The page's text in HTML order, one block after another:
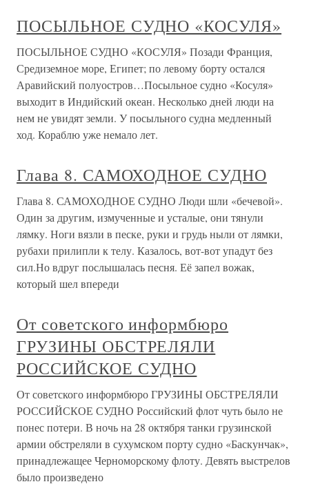
ПОСЫЛЬНОЕ СУДНО «КОСУЛЯ»
ПОСЫЛЬНОЕ СУДНО «КОСУЛЯ» Позади Франция,
Средиземное море, Египет; по левому борту остался
Аравийский полуостров…Посыльное судно «Косуля»
выходит в Индийский океан. Несколько дней люди на
нем не увидят земли. У посыльного судна медленный
ход. Кораблю уже немало лет.
Глава 8. САМОХОДНОЕ СУДНО
Глава 8. САМОХОДНОЕ СУДНО Люди шли «бечевой».
Один за другим, измученные и усталые, они тянули
лямку. Ноги вязли в песке, руки и грудь ныли от лямки,
рубахи прилипли к телу. Казалось, вот-вот упадут без
сил.Но вдруг послышалась песня. Её запел вожак,
который шел впереди
От советского информбюро
ГРУЗИНЫ ОБСТРЕЛЯЛИ
РОССИЙСКОЕ СУДНО
От советского информбюро ГРУЗИНЫ ОБСТРЕЛЯЛИ
РОССИЙСКОЕ СУДНО Российский флот чуть было не
понес потери. В ночь на 28 октября танки грузинской
армии обстреляли в сухумском порту судно «Баскунчак»,
принадлежащее Черноморскому флоту. Девять выстрелов
было произведено